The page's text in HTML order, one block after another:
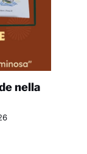
nella